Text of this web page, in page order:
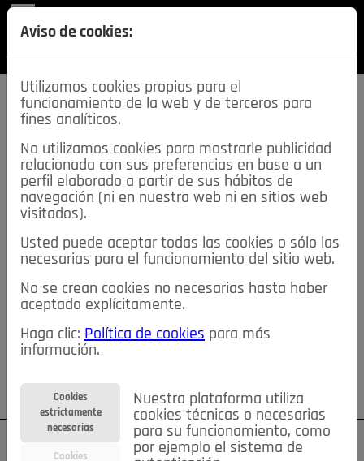
SECCIONES
descarga esta
REVISTA
≡NOTICIAS
NOTICIAS SERVICIOS DE INTERÉS
TABLÓN DE ANUNCIOS MIS ANUNCIOS CONTACTO
NOSOTROS
Su cuenta Regístrese ¿Olvidó su contraseña?
Aviso de cookies:
Utilizamos cookies propias para el
funcionamiento de la web y de terceros para
fines analíticos.
No utilizamos cookies para mostrarle publicidad
relacionada con sus preferencias en base a un
perfil elaborado a partir de sus hábitos de
navegación (ni en nuestra web ni en sitios web
visitados).
Usted puede aceptar todas las cookies o sólo las
necesarias para el funcionamiento del sitio web.
No se crean cookies no necesarias hasta haber
aceptado explícitamente.
Haga clic: Política de cookies para más
información.
Cookies
estrictamente
necesarias
Cookies
Nuestra plataforma utiliza
cookies técnicas o necesarias
para su funcionamiento, como
por ejemplo el sistema de